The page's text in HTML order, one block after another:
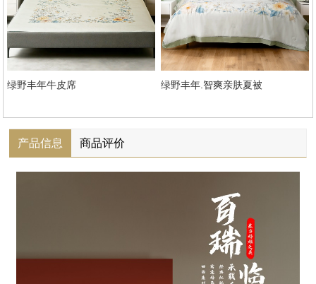
绿野丰年牛皮席 绿野丰年.智爽亲肤夏被
产品信息 商品评价